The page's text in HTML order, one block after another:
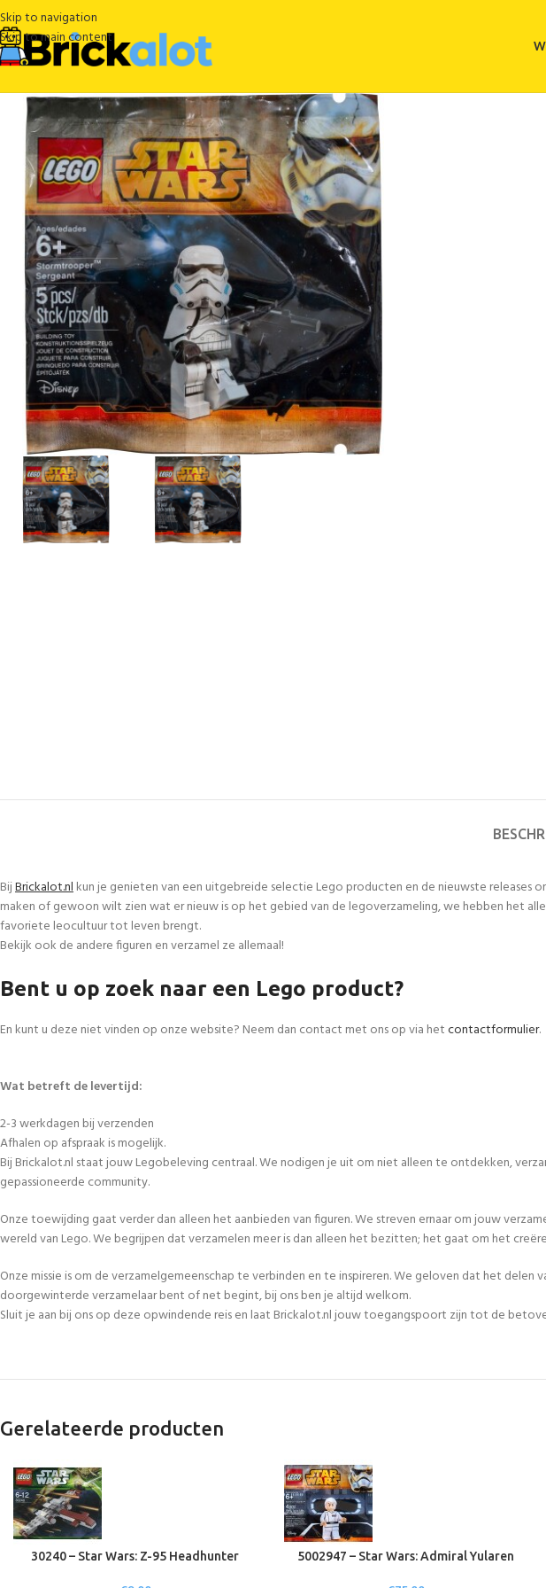
Skip to navigation
Skip to main content
BijBrickalot.nlkun je genieten van een uitgebreide selectie Lego producten en de nieuwste
maken of gewoon wilt zien wat er nieuw is op het gebied van de legoverzameling, we hebben het
favoriete leocultuur tot leven brengt.
Bekijk ook de andere figuren en verzamel ze allemaal!
Bent u op zoek naar een Lego product?
En kunt u deze niet vinden op onze website? Neem dan contact met ons op via hetcontactformulier.
Wat betreft de levertijd:
2-3 werkdagen bij verzenden
Afhalen op afspraak is mogelijk.
Bij Brickalot.nl staat jouw Legobeleving centraal. We nodigen je uit om niet alleen te ontdekken,
gepassioneerde community.
Onze toewijding gaat verder dan alleen het aanbieden van figuren. We streven ernaar om jouw
wereld van Lego. We begrijpen dat verzamelen meer is dan alleen het bezitten; het gaat om het
Onze missie is om de verzamelgemeenschap te verbinden en te inspireren. We geloven dat het
doorgewinterde verzamelaar bent of net begint, bij ons ben je altijd welkom.
Sluit je aan bij ons op deze opwindende reis en laat Brickalot.nl jouw toegangspoort zijn tot de
Gerelateerde producten
30240 – Star Wars: Z-95 Headhunter 5002947 – Star Wars: Admiral Yularen